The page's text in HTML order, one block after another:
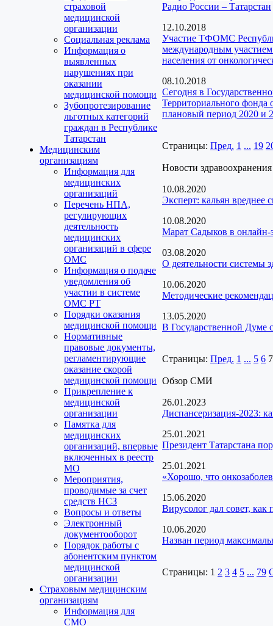
страховой
медицинской
организации
Социальная реклама
Информация о
выявленных
нарушениях при
оказании
медицинской помощи
Зубопротезирование
льготных категорий
граждан в Республике
Татарстан
Медицинским
организациям
Информация для
медицинских
организаций
Перечень НПА,
регулирующих
деятельность
медицинских
организаций в сфере
ОМС
Информация о подаче
уведомления об
участии в системе
ОМС РТ
Порядки оказания
медицинской помощи
Нормативные
правовые документы,
регламентирующие
оказание скорой
медицинской помощи
Прикрепление к
медицинской
организации
Памятка для
медицинских
организаций, впервые
включенных в реестр
МО
Мероприятия,
проводимые за счет
средств НСЗ
Вопросы и ответы
Электронный
документооборот
Порядок работы с
абонентским пунктом
медицинской
организации
Страховым медицинским
организациям
Информация для
СМО
Радио России – Татарстан
12.10.2018
Участие ТФОМС
международным
населения от
08.10.2018
Сегодня в
Территориального фонда
плановый период 2020 и
Страницы: Пред. 1 ... 19
Новости здравоохранения
10.08.2020
Эксперт: кальян вреднее
10.08.2020
Марат Садыков в онлайн-
03.08.2020
О деятельности системы
10.06.2020
Методические
13.05.2020
В Государственной Думе
Страницы: Пред. 1 ... 5 6 7
Обзор СМИ
26.01.2023
Диспансеризация-2023:
25.01.2021
Президент Татарстана
25.01.2021
«Хорошо, что
15.06.2020
Вирусолог дал совет, как
10.06.2020
Назван период
Страницы: 1 2 3 4 5 ... 79